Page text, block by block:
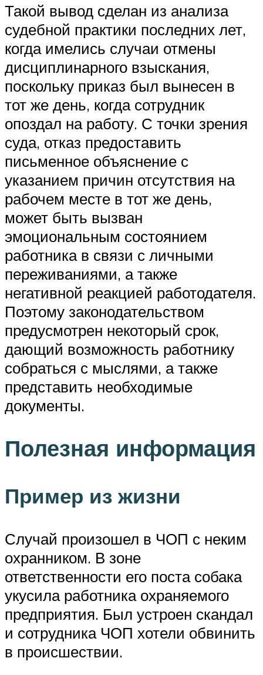
Такой вывод сделан из анализа
судебной практики последних лет,
когда имелись случаи отмены
дисциплинарного взыскания,
поскольку приказ был вынесен в
тот же день, когда сотрудник
опоздал на работу. С точки зрения
суда, отказ предоставить
письменное объяснение с
указанием причин отсутствия на
рабочем месте в тот же день,
может быть вызван
эмоциональным состоянием
работника в связи с личными
переживаниями, а также
негативной реакцией работодателя.
Поэтому законодательством
предусмотрен некоторый срок,
дающий возможность работнику
собраться с мыслями, а также
представить необходимые
документы.
Полезная информация
Пример из жизни
Случай произошел в ЧОП с неким
охранником. В зоне
ответственности его поста собака
укусила работника охраняемого
предприятия. Был устроен скандал
и сотрудника ЧОП хотели обвинить
в происшествии.